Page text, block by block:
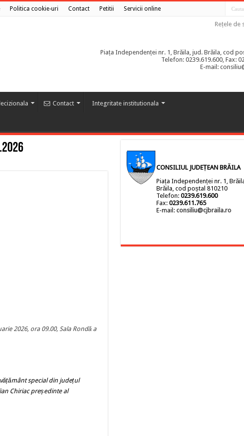
Politica cookie-uri Contact Petitii Servicii online
Rețele de
Piața Independenței nr. 1, Brăila, jud. Brăila, cod
Telefon: 0239.619.600, Fax:
E-mail:
Contact Integritate institutionala
2026, ora 09.00, Sala Rondă a
special din județul
Chiriac președinte al
CONSILIUL JUDEȚEAN BRĂILA
Piața Independenței nr. 1,
Brăila, cod poștal 810210
Telefon: 0239.619.600
Fax: 0239.611.765
E-mail: consiliu@cjbraila.ro